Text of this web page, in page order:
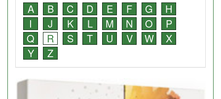
A B C D E F G
H
I
J K L M N O
P
Q
R S T U V W
X
Y
Z